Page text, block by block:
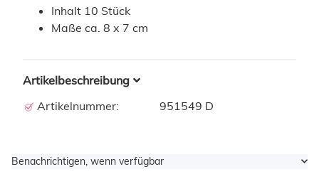
Inhalt 10 Stück
Maße ca. 8 x 7 cm
Artikelbeschreibung
Artikelnummer:
951549 D
Benachrichtigen, wenn verfügbar